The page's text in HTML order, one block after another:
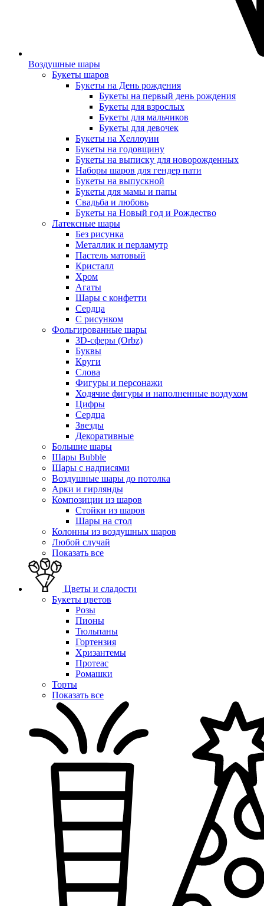
Воздушные шары
Букеты шаров
Букеты на День рождения
Букеты на первый день рождения
Букеты для взрослых
Букеты для мальчиков
Букеты для девочек
Букеты на Хеллоуин
Букеты на годовщину
Букеты на выписку для новорожденных
Наборы шаров для гендер пати
Букеты на выпускной
Букеты для мамы и папы
Свадьба и любовь
Букеты на Новый год и Рождество
Латексные шары
Без рисунка
Металлик и перламутр
Пастель матовый
Кристалл
Хром
Агаты
Шары с конфетти
Сердца
С рисунком
Фольгированные шары
3D-сферы (Orbz)
Буквы
Круги
Слова
Фигуры и персонажи
Ходячие фигуры и наполненные воздухом
Цифры
Сердца
Звезды
Декоративные
Большие шары
Шары Bubble
Шары с надписями
Воздушные шары до потолка
Арки и гирлянды
Композиции из шаров
Стойки из шаров
Шары на стол
Колонны из воздушных шаров
Любой случай
Показать все
Цветы и сладости
Букеты цветов
Розы
Пионы
Тюльпаны
Гортензия
Хризантемы
Протеас
Ромашки
Торты
Показать все